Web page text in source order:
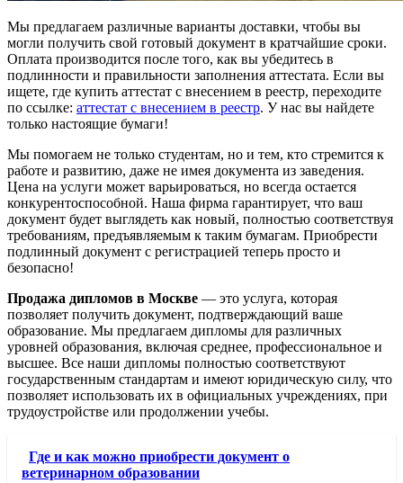
Мы предлагаем различные варианты доставки, чтобы вы
могли получить свой готовый документ в кратчайшие сроки.
Оплата производится после того, как вы убедитесь в
подлинности и правильности заполнения аттестата. Если вы
ищете, где купить аттестат с внесением в реестр, переходите
по ссылке: аттестат с внесением в реестр. У нас вы найдете
только настоящие бумаги!
Мы помогаем не только студентам, но и тем, кто стремится к
работе и развитию, даже не имея документа из заведения.
Цена на услуги может варьироваться, но всегда остается
конкурентоспособной. Наша фирма гарантирует, что ваш
документ будет выглядеть как новый, полностью соответствуя
требованиям, предъявляемым к таким бумагам. Приобрести
подлинный документ с регистрацией теперь просто и
безопасно!
Продажа дипломов в Москве — это услуга, которая
позволяет получить документ, подтверждающий ваше
образование. Мы предлагаем дипломы для различных
уровней образования, включая среднее, профессиональное и
высшее. Все наши дипломы полностью соответствуют
государственным стандартам и имеют юридическую силу, что
позволяет использовать их в официальных учреждениях, при
трудоустройстве или продолжении учебы.
Где и как можно приобрести документ о
ветеринарном образовании